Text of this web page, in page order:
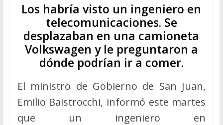
Los habría visto un ingeniero en
telecomunicaciones. Se
desplazaban en una camioneta
Volkswagen y le preguntaron a
dónde podrían ir a comer.
El ministro de Gobierno de San Juan,
Emilio Baistrocchi, informó este martes
que un ingeniero en